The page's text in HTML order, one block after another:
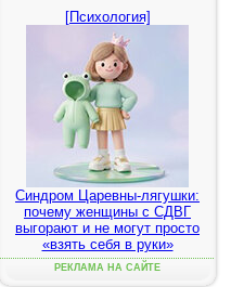
[Психология]
Синдром Царевны-лягушки:
почему женщины с СДВГ
выгорают и не могут просто
«взять себя в руки»
РЕКЛАМА НА САЙТЕ